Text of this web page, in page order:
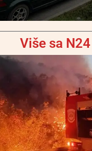
Više sa N24